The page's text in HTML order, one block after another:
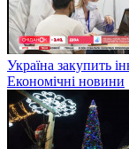
Україна закупить
Економічні новини